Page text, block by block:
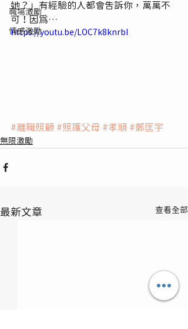
職場激勵
情感激勵
她？」有經驗的人都會告訴你，萬萬不
可！因為…
https://youtu.be/LOC7k8knrbI
#離職照顧 #照護父母 #孝順 #鄭匡宇
無限激勵
最新文章 查看全部